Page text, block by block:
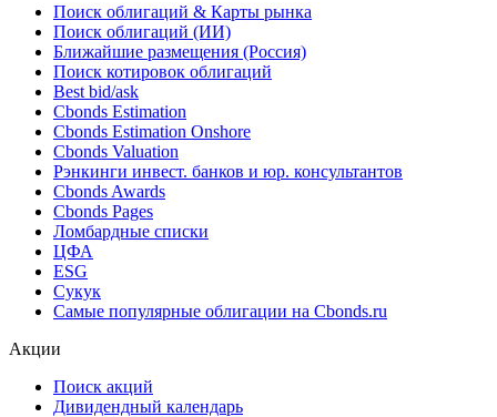
Поиск облигаций & Карты рынка
Поиск облигаций (ИИ)
Ближайшие размещения (Россия)
Поиск котировок облигаций
Best bid/ask
Cbonds Estimation
Cbonds Estimation Onshore
Cbonds Valuation
Рэнкинги инвест. банков и юр. консультантов
Cbonds Awards
Cbonds Pages
Ломбардные списки
ЦФА
ESG
Сукук
Самые популярные облигации на Cbonds.ru
Акции
Поиск акций
Дивидендный календарь